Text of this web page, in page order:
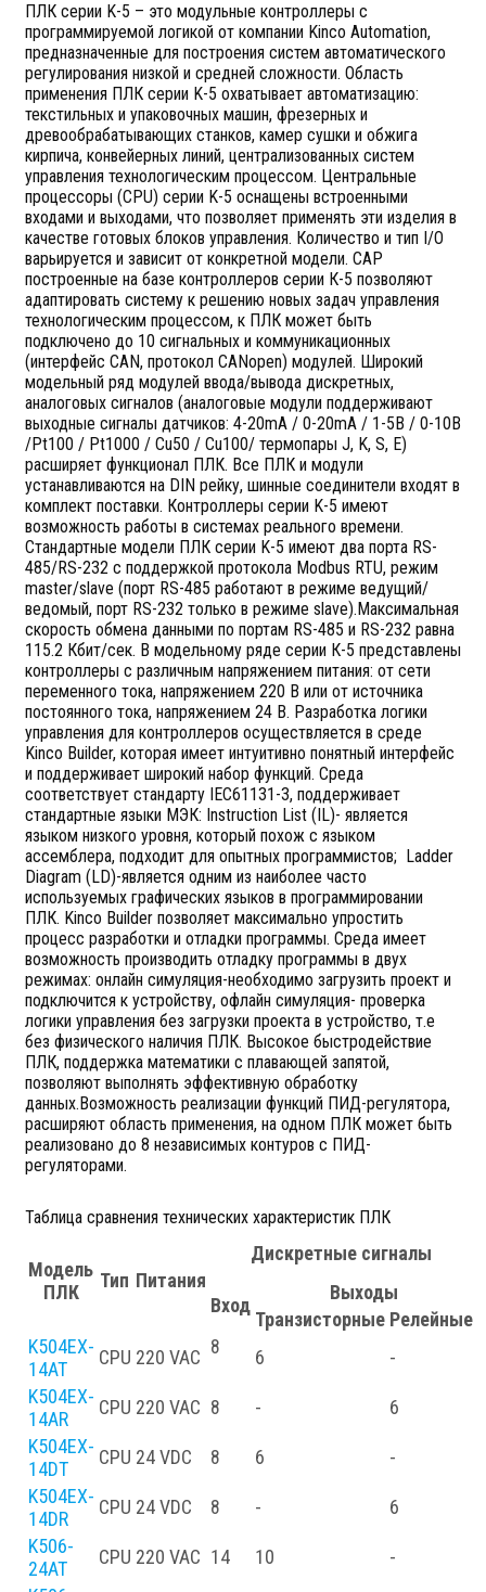
ПЛК серии K-5 – это модульные контроллеры с
программируемой логикой от компании Kinco Automation,
предназначенные для построения систем автоматического
регулирования низкой и средней сложности. Область
применения ПЛК серии K-5 охватывает автоматизацию:
текстильных и упаковочных машин, фрезерных и
древообрабатывающих станков, камер сушки и обжига
кирпича, конвейерных линий, централизованных систем
управления технологическим процессом. Центральные
процессоры (CPU) серии K-5 оснащены встроенными
входами и выходами, что позволяет применять эти изделия в
качестве готовых блоков управления. Количество и тип I/O
варьируется и зависит от конкретной модели. САР
построенные на базе контроллеров серии К-5 позволяют
адаптировать систему к решению новых задач управления
технологическим процессом, к ПЛК может быть
подключено до 10 сигнальных и коммуникационных
(интерфейс CAN, протокол CANopen) модулей. Широкий
модельный ряд модулей ввода/вывода дискретных,
аналоговых сигналов (аналоговые модули поддерживают
выходные сигналы датчиков: 4-20mA / 0-20mA / 1-5В / 0-10В
/Pt100 / Pt1000 / Cu50 / Cu100/ термопары J, K, S, E)
расширяет функционал ПЛК. Все ПЛК и модули
устанавливаются на DIN рейку, шинные соединители входят в
комплект поставки. Контроллеры серии K-5 имеют
возможность работы в системах реального времени.
Стандартные модели ПЛК серии K-5 имеют два порта RS-
485/RS-232 с поддержкой протокола Modbus RTU, режим
master/slave (порт RS-485 работают в режиме ведущий/
ведомый, порт RS-232 только в режиме slave).Максимальная
скорость обмена данными по портам RS-485 и RS-232 равна
115.2 Кбит/сек. В модельному ряде серии К-5 представлены
контроллеры с различным напряжением питания: от сети
переменного тока, напряжением 220 В или от источника
постоянного тока, напряжением 24 В. Разработка логики
управления для контроллеров осуществляется в среде
Kinco Builder, которая имеет интуитивно понятный интерфейс
и поддерживает широкий набор функций. Среда
соответствует стандарту IEC61131-3, поддерживает
стандартные языки МЭК: Instruction List (IL)- является
языком низкого уровня, который похож с языком
ассемблера, подходит для опытных программистов; Ladder
Diagram (LD)-является одним из наиболее часто
используемых графических языков в программировании
ПЛК. Kinco Builder позволяет максимально упростить
процесс разработки и отладки программы. Среда имеет
возможность производить отладку программы в двух
режимах: онлайн симуляция-необходимо загрузить проект и
подключится к устройству, офлайн симуляция- проверка
логики управления без загрузки проекта в устройство, т.е
без физического наличия ПЛК. Высокое быстродействие
ПЛК, поддержка математики с плавающей запятой,
позволяют выполнять эффективную обработку
данных.Возможность реализации функций ПИД-регулятора,
расширяют область применения, на одном ПЛК может быть
реализовано до 8 независимых контуров с ПИД-
регуляторами.
Таблица сравнения технических характеристик ПЛК
Модель
ПЛК
Тип Питания
Дискретные сигналы
Вход
Выходы
Транзисторные Релейные
K504EX-
14AT
CPU 220 VAC 8 6 -
K504EX-
14AR
CPU 220 VAC 8 - 6
K504EX-
14DT
CPU 24 VDC 8 6 -
K504EX-
14DR
CPU 24 VDC 8 - 6
K506-
24AT
CPU 220 VAC 14 10 -